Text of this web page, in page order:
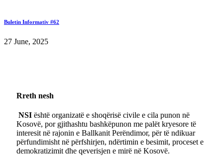
Buletin Informativ #62
27 June, 2025
Rreth nesh
NSI është organizatë e shoqërisë civile e cila punon në
Kosovë, por gjithashtu bashkëpunon me palët kryesore të
interesit në rajonin e Ballkanit Perëndimor, për të ndikuar
përfundimisht në përfshirjen, ndërtimin e besimit, proceset e
demokratizimit dhe qeverisjen e mirë në Kosovë.